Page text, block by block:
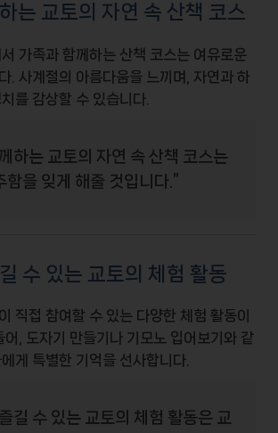
는 교토의 자연 속 산책 코스
가족과 함께하는 산책 코스는 여유로운
. 사계절의 아름다움을 느끼며, 자연과 하
를 감상할 수 있습니다.
하는 교토의 자연 속 산책 코스는
함을 잊게 해줄 것입니다.”
수 있는 교토의 체험 활동
직접 참여할 수 있는 다양한 체험 활동이
어, 도자기 만들기나 기모노 입어보기와 같
게 특별한 기억을 선사합니다.
길 수 있는 교토의 체험 활동은 교